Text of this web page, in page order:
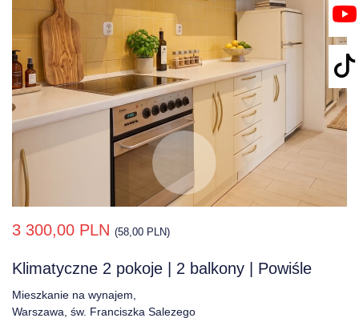
3 300,00 PLN (58,00 PLN)
Klimatyczne 2 pokoje | 2 balkony | Powiśle
Mieszkanie na wynajem,
Warszawa, św. Franciszka Salezego